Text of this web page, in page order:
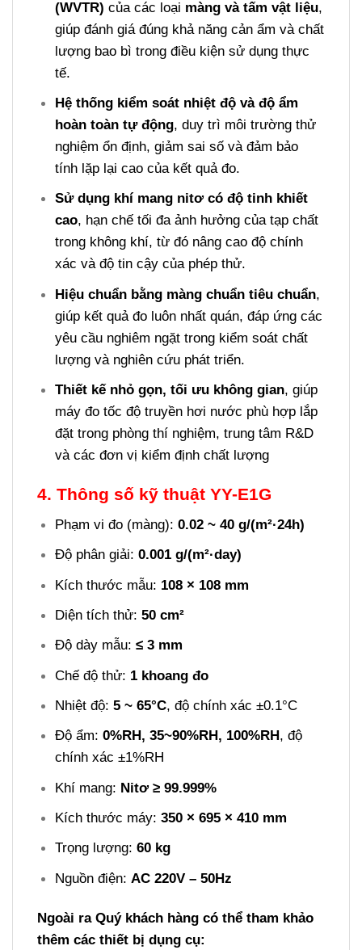
(WVTR) của các loại màng và tấm vật liệu,
giúp đánh giá đúng khả năng cản ẩm và chất
lượng bao bì trong điều kiện sử dụng thực
tế.
Hệ thống kiểm soát nhiệt độ và độ ẩm
hoàn toàn tự động, duy trì môi trường thử
nghiệm ổn định, giảm sai số và đảm bảo
tính lặp lại cao của kết quả đo.
Sử dụng khí mang nitơ có độ tinh khiết
cao, hạn chế tối đa ảnh hưởng của tạp chất
trong không khí, từ đó nâng cao độ chính
xác và độ tin cậy của phép thử.
Hiệu chuẩn bằng màng chuẩn tiêu chuẩn,
giúp kết quả đo luôn nhất quán, đáp ứng các
yêu cầu nghiêm ngặt trong kiểm soát chất
lượng và nghiên cứu phát triển.
Thiết kế nhỏ gọn, tối ưu không gian, giúp
máy đo tốc độ truyền hơi nước phù hợp lắp
đặt trong phòng thí nghiệm, trung tâm R&D
và các đơn vị kiểm định chất lượng
4. Thông số kỹ thuật YY-E1G
Phạm vi đo (màng):0.02 ~ 40 g/(m²·24h)
Độ phân giải:0.001 g/(m²·day)
Kích thước mẫu: 108 × 108 mm
Diện tích thử:50 cm²
Độ dày mẫu:≤ 3 mm
Chế độ thử: 1 khoang đo
Nhiệt độ:5 ~ 65°C, độ chính xác ±0.1°C
Độ ẩm:0%RH, 35~90%RH, 100%RH, độ
chính xác ±1%RH
Khí mang: Nitơ ≥ 99.999%
Kích thước máy:350 × 695 × 410 mm
Trọng lượng:60 kg
Nguồn điện: AC 220V – 50Hz
Ngoài ra Quý khách hàng có thể tham khảo
thêm các thiết bị dụng cụ: